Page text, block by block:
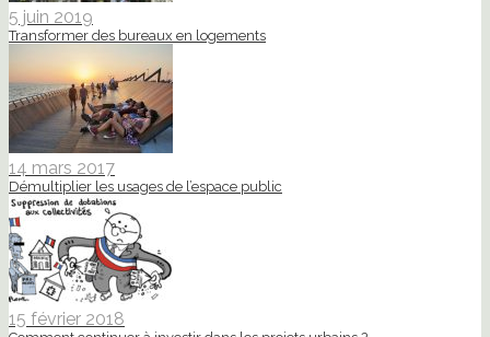
5 juin 2019
Transformer des bureaux en logements
14 mars 2017
Démultiplier les usages de l’espace public
15 février 2018